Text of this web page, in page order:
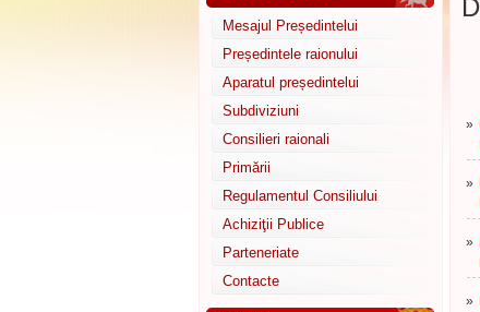
Mesajul Președintelui
Președintele raionului
Aparatul președintelui
Subdiviziuni
Consilieri raionali
Primării
Regulamentul Consiliului
Achiziţii Publice
Parteneriate
Contacte
»
»
»
»